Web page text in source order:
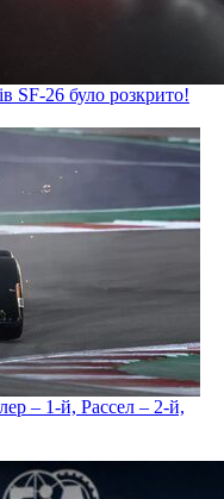
SF-26 було розкрито!
– 1-й, Рассел – 2-й,